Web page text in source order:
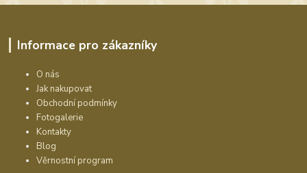
Informace pro zákazníky
O nás
Jak nakupovat
Obchodní podmínky
Fotogalerie
Kontakty
Blog
Věrnostní program